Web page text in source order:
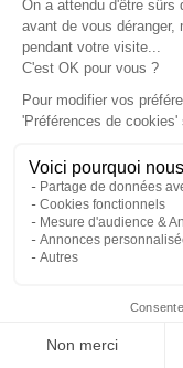
notre budget